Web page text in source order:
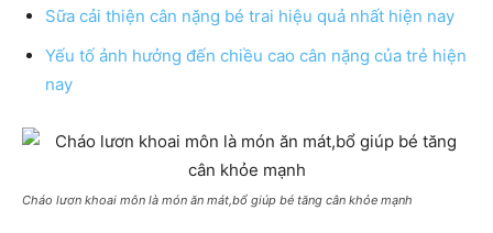
Sữa cải thiện cân nặng bé trai hiệu quả nhất hiện nay
Yếu tố ảnh hưởng đến chiều cao cân nặng của trẻ hiện
nay
Cháo lươn khoai môn là món ăn mát,bổ giúp bé tăng cân khỏe mạnh